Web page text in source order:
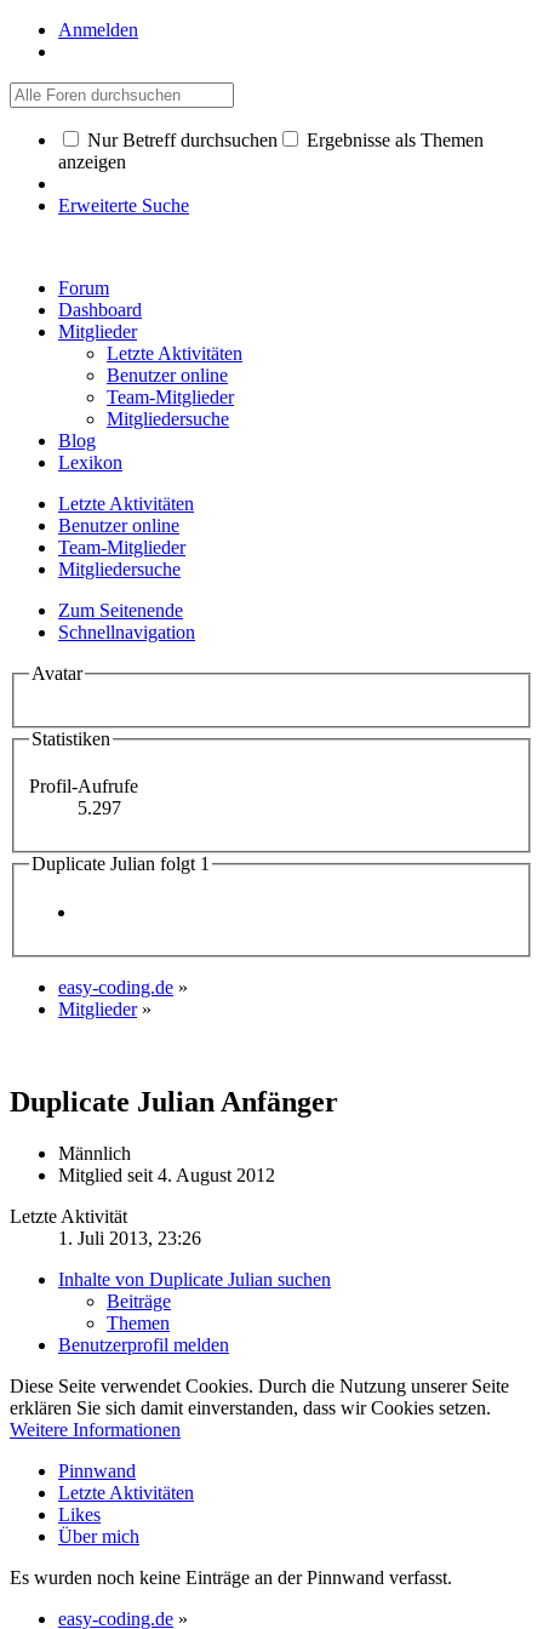
Anmelden
Nur Betreff durchsuchen
Ergebnisse als Themen
anzeigen
Erweiterte Suche
Forum
Dashboard
Mitglieder
Letzte Aktivitäten
Benutzer online
Team-Mitglieder
Mitgliedersuche
Blog
Lexikon
Letzte Aktivitäten
Benutzer online
Team-Mitglieder
Mitgliedersuche
Zum Seitenende
Schnellnavigation
Avatar
Statistiken
Profil-Aufrufe
5.297
Duplicate Julian folgt 1
easy-coding.de »
Mitglieder »
Duplicate Julian Anfänger
Männlich
Mitglied seit 4. August 2012
Letzte Aktivität
1. Juli 2013, 23:26
Inhalte von Duplicate Julian suchen
Beiträge
Themen
Benutzerprofil melden
Diese Seite verwendet Cookies. Durch die Nutzung unserer Seite
erklären Sie sich damit einverstanden, dass wir Cookies setzen.
Weitere Informationen
Pinnwand
Letzte Aktivitäten
Likes
Über mich
Es wurden noch keine Einträge an der Pinnwand verfasst.
easy-coding.de »